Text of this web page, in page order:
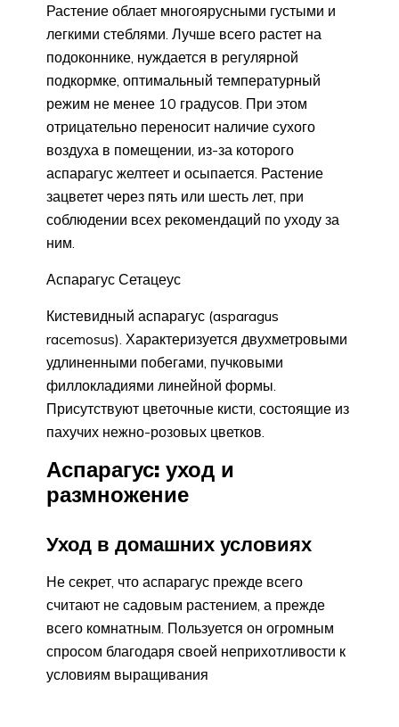
Растение облает многоярусными густыми и
легкими стеблями. Лучше всего растет на
подоконнике, нуждается в регулярной
подкормке, оптимальный температурный
режим не менее 10 градусов. При этом
отрицательно переносит наличие сухого
воздуха в помещении, из-за которого
аспарагус желтеет и осыпается. Растение
зацветет через пять или шесть лет, при
соблюдении всех рекомендаций по уходу за
ним.
Аспарагус Сетацеус
Кистевидный аспарагус (asparagus
racemosus). Характеризуется двухметровыми
удлиненными побегами, пучковыми
филлокладиями линейной формы.
Присутствуют цветочные кисти, состоящие из
пахучих нежно-розовых цветков.
Аспарагус: уход и
размножение
Уход в домашних условиях
Не секрет, что аспарагус прежде всего
считают не садовым растением, а прежде
всего комнатным. Пользуется он огромным
спросом благодаря своей неприхотливости к
условиям выращивания